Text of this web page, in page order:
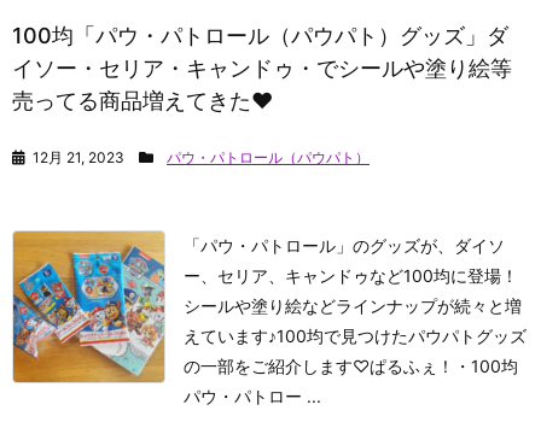
100均「パウ・パトロール（パウパト）グッズ」ダ
イソー・セリア・キャンドゥ・でシールや塗り絵等
売ってる商品増えてきた♥
12月 21, 2023 パウ・パトロール（パウパト）
「パウ・パトロール」のグッズが、ダイソ
ー、セリア、キャンドゥなど100均に登場！
シールや塗り絵などラインナップが続々と増
えています♪100均で見つけたパウパトグッズ
の一部をご紹介します♡ぱるふぇ！
・100均
パウ・パトロー ...